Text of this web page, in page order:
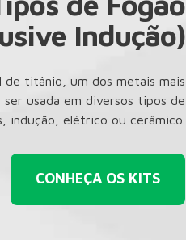
Indução)
de titânio, um dos metais mais
usada em diversos tipos de
indução, elétrico ou cerâmico.
CONHEÇA OS KITS